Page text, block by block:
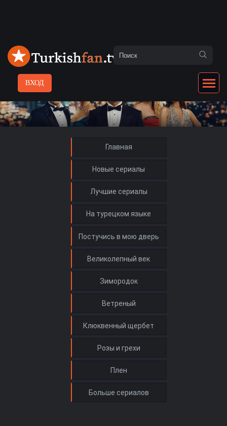
ВХОД
Главная
Новые сериалы
Лучшие сериалы
На турецком языке